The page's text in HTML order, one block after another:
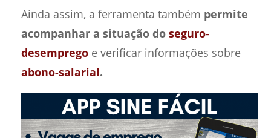
Ainda assim, a ferramenta também permite
acompanhar a situação do seguro-
desempregoe verificar informações sobre
abono-salarial.